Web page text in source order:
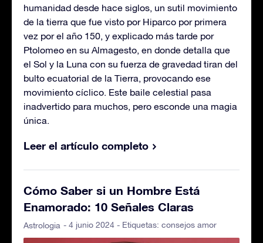
humanidad desde hace siglos, un sutil movimiento
de la tierra que fue visto por Hiparco por primera
vez por el año 150, y explicado más tarde por
Ptolomeo en su Almagesto, en donde detalla que
el Sol y la Luna con su fuerza de gravedad tiran del
bulto ecuatorial de la Tierra, provocando ese
movimiento cíclico. Este baile celestial pasa
inadvertido para muchos, pero esconde una magia
única.
Leer el artículo completo
Cómo Saber si un Hombre Está
Enamorado: 10 Señales Claras
Astrologia - 4 junio 2024 - Etiquetas: consejos amor